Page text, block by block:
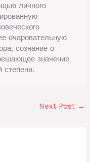
личного
очаровательную
сознание о
значение
степени.
Next Post →